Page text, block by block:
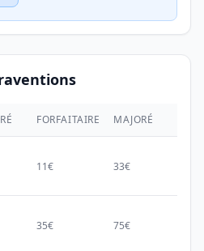
FORFAITAIRE MAJORÉ
11€ 33€
35€ 75€